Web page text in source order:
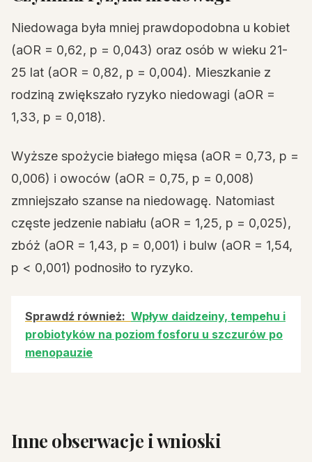
Niedowaga była mniej prawdopodobna u kobiet
(aOR = 0,62, p = 0,043) oraz osób w wieku 21-
25 lat (aOR = 0,82, p = 0,004). Mieszkanie z
rodziną zwiększało ryzyko niedowagi (aOR =
1,33, p = 0,018).
Wyższe spożycie białego mięsa (aOR = 0,73, p =
0,006) i owoców (aOR = 0,75, p = 0,008)
zmniejszało szanse na niedowagę. Natomiast
częste jedzenie nabiału (aOR = 1,25, p = 0,025),
zbóż (aOR = 1,43, p = 0,001) i bulw (aOR = 1,54,
p < 0,001) podnosiło to ryzyko.
Sprawdź również: Wpływ daidzeiny, tempehu i
probiotyków na poziom fosforu u szczurów po
menopauzie
Inne obserwacje i wnioski